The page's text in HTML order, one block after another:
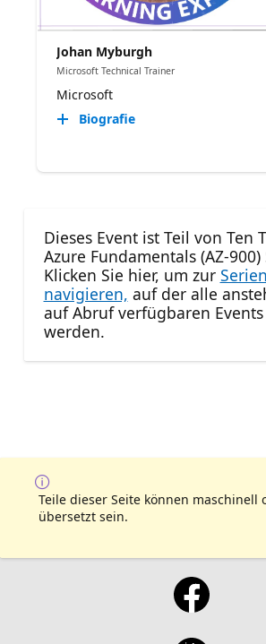
Johan Myburgh
Microsoft Technical Trainer
Microsoft
Biografie
Dieses Event ist Teil von Ten
Azure Fundamentals (AZ-900)
Klicken Sie hier, um zur
navigieren, auf der alle
auf Abruf verfügbaren
werden.
Teile dieser Seite können maschinell
übersetzt sein.